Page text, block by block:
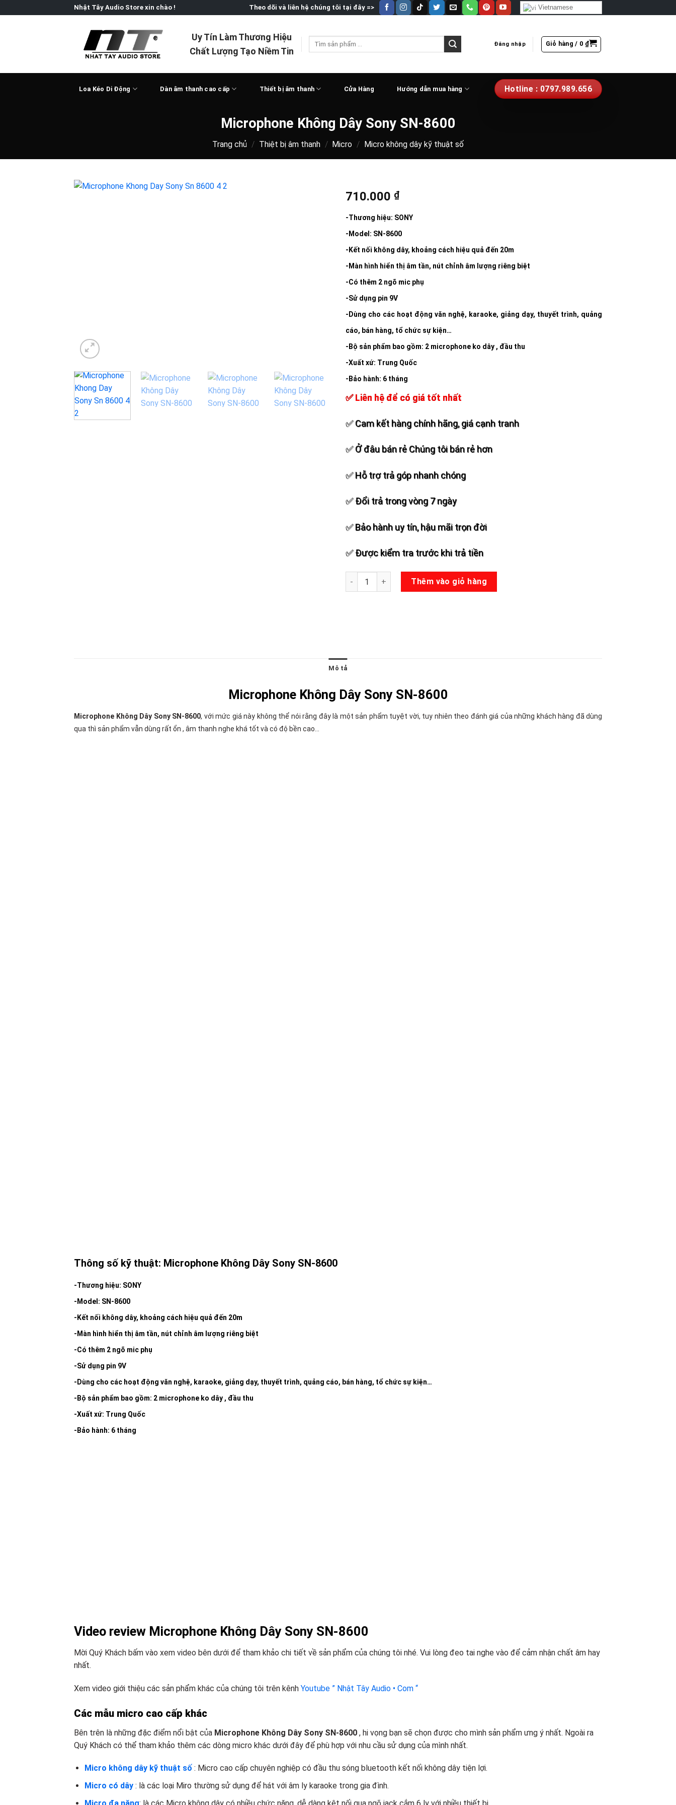
to
Nhật Tây Audio Store xin chào ! Theo dõi và liên hệ chúng tôi tại đây => Vietnamese
Uy Tín Làm Thương Hiệu
Chất Lượng Tạo Niềm Tin
Tìm
Đăng nhập Giỏ hàng / 0 ₫
Loa Kéo Di Động Dàn âm thanh cao cấp Thiết bị âm thanh Cửa Hàng Hướng dẫn mua hàng Hotline : 0797.989.656
Microphone Không Dây Sony SN-8600
Trang chủ / Thiệt bị âm thanh / Micro / Micro không dây kỹ thuật số
710.000 ₫
-Thương hiệu: SONY
-Model: SN-8600
-Kết nối không dây, khoảng cách hiệu quả đến 20m
-Màn hình hiển thị âm tần, nút chỉnh âm lượng riêng biệt
-Có thêm 2 ngõ mic phụ
-Sử dụng pin 9V
-Dùng cho các hoạt động văn nghệ, karaoke, giảng dạy, thuyết trình, quảng
cáo, bán hàng, tổ chức sự kiện…
-Bộ sản phẩm bao gồm: 2 microphone ko dây , đầu thu
-Xuất xứ: Trung Quốc
-Bảo hành: 6 tháng
✅ Liên hệ để có giá tốt nhất
✅ Cam kết hàng chính hãng, giá cạnh tranh
✅ Ở đâu bán rẻ Chúng tôi bán rẻ hơn
✅ Hỗ trợ trả góp nhanh chóng
✅ Đổi trả trong vòng 7 ngày
✅ Bảo hành uy tín, hậu mãi trọn đời
✅ Được kiểm tra trước khi trả tiền
Microphone Không Dây Sony SN-8600 số lượng
Thêm vào giỏ hàng
Mô tả
Microphone Không Dây Sony SN-8600
Microphone Không Dây Sony SN-8600, với mức giá này không thể nói rằng đây là một sản phẩm tuyệt vời, tuy nhiên theo đánh giá của những khách hàng đã dùng
qua thì sản phẩm vẫn dùng rất ổn , âm thanh nghe khá tốt và có độ bền cao…
Thông số kỹ thuật: Microphone Không Dây Sony SN-8600
-Thương hiệu: SONY
-Model: SN-8600
-Kết nối không dây, khoảng cách hiệu quả đến 20m
-Màn hình hiển thị âm tần, nút chỉnh âm lượng riêng biệt
-Có thêm 2 ngõ mic phụ
-Sử dụng pin 9V
-Dùng cho các hoạt động văn nghệ, karaoke, giảng dạy, thuyết trình, quảng cáo, bán hàng, tổ chức sự kiện…
-Bộ sản phẩm bao gồm: 2 microphone ko dây , đầu thu
-Xuất xứ: Trung Quốc
-Bảo hành: 6 tháng
Video review Microphone Không Dây Sony SN-8600
Mời Quý Khách bấm vào xem video bên dưới để tham khảo chi tiết về sản phẩm của chúng tôi nhé. Vui lòng đeo tai nghe vào để cảm nhận chất âm hay
nhất.
Xem video giới thiệu các sản phẩm khác của chúng tôi trên kênh Youtube ” Nhật Tây Audio • Com “
Các mẫu micro cao cấp khác
Bên trên là những đặc điểm nổi bật của Microphone Không Dây Sony SN-8600 , hi vọng bạn sẽ chọn được cho mình sản phẩm ưng ý nhất. Ngoài ra
Quý Khách có thể tham khảo thêm các dòng micro khác dưới đây để phù hợp với nhu cầu sử dụng của mình nhất.
Micro không dây kỹ thuật số : Micro cao cấp chuyên nghiệp có đầu thu sóng bluetooth kết nối không dây tiện lợi.
Micro có dây : là các loại Miro thường sử dụng để hát với âm ly karaoke trong gia đình.
Micro đa năng: là các Micro không dây có nhiều chức năng, dễ dàng kêt nối qua ngõ jack cắm 6 ly với nhiều thiết bị.